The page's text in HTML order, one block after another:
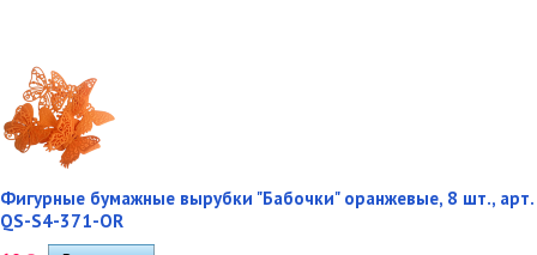
Фигурные бумажные вырубки "Бабочки" оранжевые, 8 шт., арт.
QS-S4-371-OR